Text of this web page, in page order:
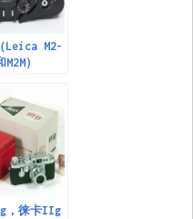
Leica M2-
）
，徕卡IIg